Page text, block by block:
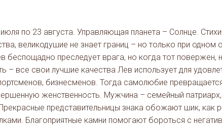
по 23 августа. Управляющая планета – Солнце.
великодушие не знает границ – но только при
беспощадно преследует врага, но когда тот
все свои лучшие качества Лев использует для
бизнесменов. Тогда самолюбие
женственность. Мужчина – семейный
представительницы знака обожают шик, как
Благоприятные камни помогают бороться с